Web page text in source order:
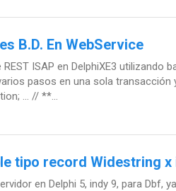
B.D. En WebService
ISAP en DelphiXE3 utilizando
pasos en una sola
... // **...
tipo record Widestring
en Delphi 5, indy 9, para Dbf,